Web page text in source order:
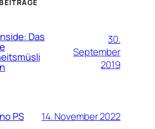
Das
30.
September
2019
PS 14. November 2022